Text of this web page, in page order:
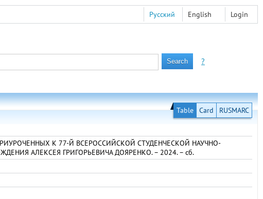
Login
Русский English
?
Table Card RUSMARC
ПРИУРОЧЕННЫХ К 77-Й ВСЕРОССИЙСКОЙ СТУДЕНЧЕСКОЙ НАУЧНО-
АЛЕКСЕЯ ГРИГОРЬЕВИЧА ДОЯРЕНКО. – 2024. – сб.